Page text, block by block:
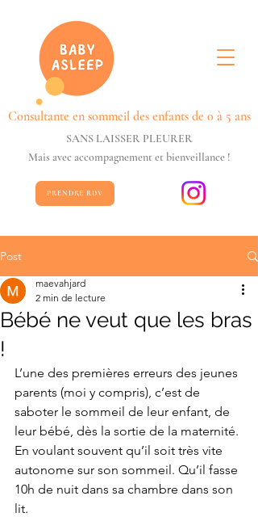
Consultante en sommeil des enfants de 0 à 5 ans
SANS LAISSER PLEURER
Mais avec accompagnement et bienveillance !
PRENDRE RDV
Post
Bébé ne veut que les bras
!
maevahjard
2 min de lecture
L’une des premières erreurs des jeunes
parents (moi y compris), c’est de
saboter le sommeil de leur enfant, de
leur bébé, dès la sortie de la maternité.
En voulant souvent qu’il soit très vite
autonome sur son sommeil. Qu’il fasse
10h de nuit dans sa chambre dans son
lit.